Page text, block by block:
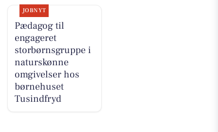
JOBNYT
Pædagog til
engageret
storbørnsgruppe i
naturskønne
omgivelser hos
børnehuset
Tusindfryd